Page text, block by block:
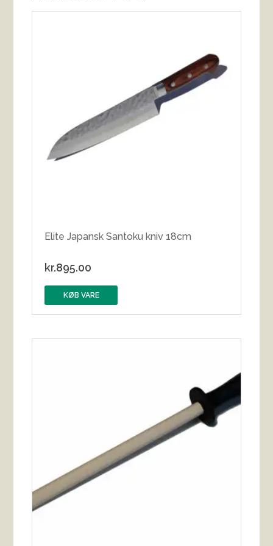
Elite Japansk Santoku kniv 18cm
kr.895.00
KØB VARE